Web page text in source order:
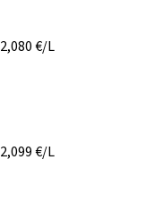
2,080€/L
2,099€/L